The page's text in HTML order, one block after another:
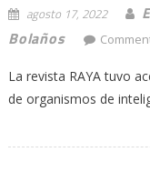
agosto 17, 2022
Bolaños
La revista RAYA tuvo
de organismos de